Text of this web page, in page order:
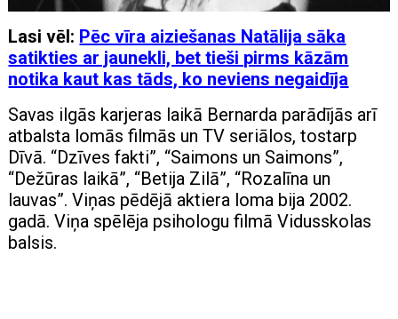
Lasi vēl: Pēc vīra aiziešanas Natālija sāka
satikties ar jaunekli, bet tieši pirms kāzām
notika kaut kas tāds, ko neviens negaidīja
Savas ilgās karjeras laikā Bernarda parādījās arī
atbalsta lomās filmās un TV seriālos, tostarp
Dīvā. “Dzīves fakti”, “Saimons un Saimons”,
“Dežūras laikā”, “Betija Zilā”, “Rozalīna un
lauvas”. Viņas pēdējā aktiera loma bija 2002.
gadā. Viņa spēlēja psihologu filmā Vidusskolas
balsis.